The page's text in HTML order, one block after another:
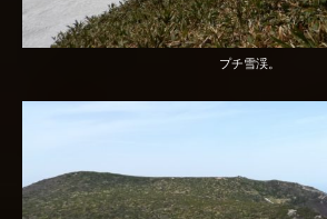
プチ雪渓。